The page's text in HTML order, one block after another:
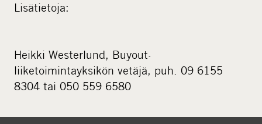
Lisätietoja:
Heikki Westerlund, Buyout-
liiketoimintayksikön vetäjä, puh. 09 6155
8304 tai 050 559 6580